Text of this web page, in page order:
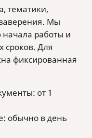
тематики,
Мы
начала работы и
Для
фиксированная
от 1
обычно в день